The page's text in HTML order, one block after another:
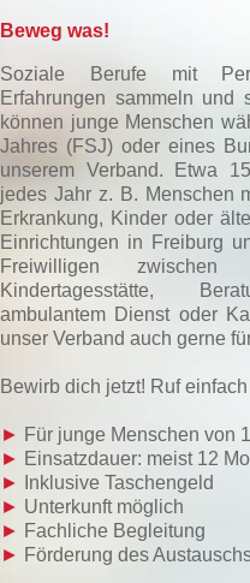
Beweg was!
Soziale Berufe mit
Erfahrungen sammeln
können junge Menschen
Jahres (FSJ) oder eines
unserem Verband. Etwa
jedes Jahr z. B. Menschen
Erkrankung, Kinder oder
Einrichtungen in Freiburg
Freiwilligen zwischen
Kindertagesstätte,
ambulantem Dienst oder
unser Verband auch gerne
Bewirb dich jetzt! Ruf
► Für junge Menschen von
► Einsatzdauer: meist 12
►
Inklusive Taschengeld
► Unterkunft möglich
► Fachliche Begleitung
► Förderung des